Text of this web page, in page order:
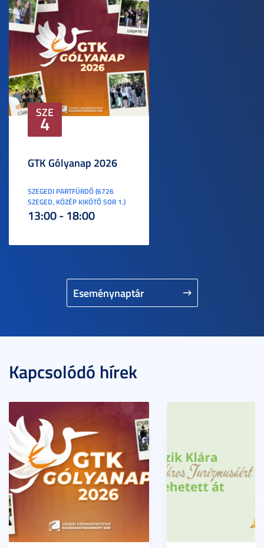
Eseménynaptár
SZE
4
GTK Gólyanap 2026
SZEGEDI PARTFÜRDŐ (6726
SZEGED, KÖZÉP KIKÖTŐ SOR 1.)
13:00 - 18:00
Kapcsolódó hírek